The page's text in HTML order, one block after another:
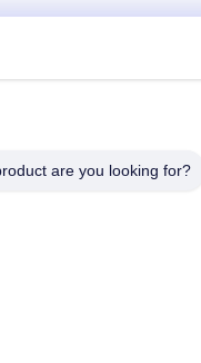
are you looking for?